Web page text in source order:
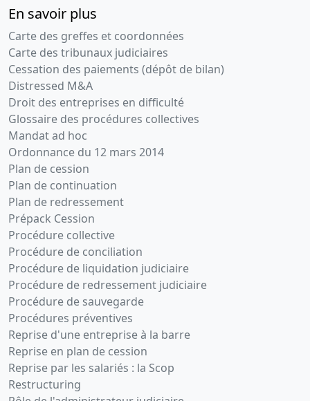
En savoir plus
Carte des greffes et coordonnées
Carte des tribunaux judiciaires
Cessation des paiements (dépôt de bilan)
Distressed M&A
Droit des entreprises en difficulté
Glossaire des procédures collectives
Mandat ad hoc
Ordonnance du 12 mars 2014
Plan de cession
Plan de continuation
Plan de redressement
Prépack Cession
Procédure collective
Procédure de conciliation
Procédure de liquidation judiciaire
Procédure de redressement judiciaire
Procédure de sauvegarde
Procédures préventives
Reprise d'une entreprise à la barre
Reprise en plan de cession
Reprise par les salariés : la Scop
Restructuring